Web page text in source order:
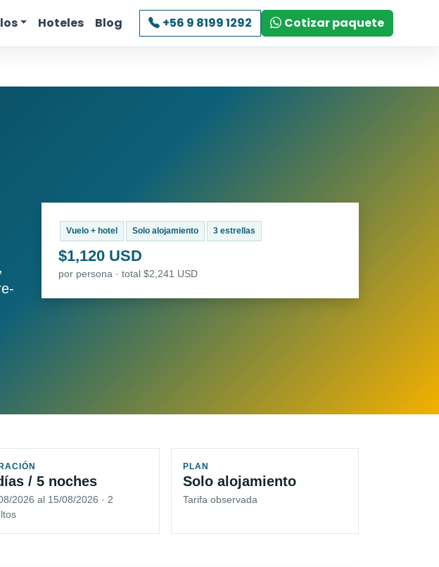
Hoteles Blog +56 9 8199 1292 Cotizar paquete
Vuelo + hotel Solo alojamiento 3 estrellas
$1,120 USD
por persona · total $2,241 USD
/ 5 noches
2026 al 15/08/2026 · 2
PLAN
Solo alojamiento
Tarifa observada